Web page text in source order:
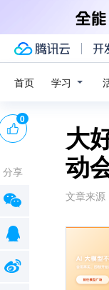
首页 学习
大
动
文章来源
0
分享